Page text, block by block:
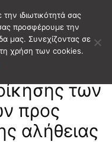
ΣΤΑΘΜΟΙ
των
προς
αλήθειας
ιδιωτικότητά σας
προσφέρουμε την
μας. Συνεχίζοντας σε
χρήση των cookies.